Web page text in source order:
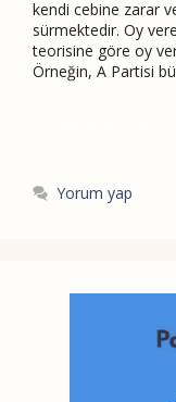
kendi cebine zarar
sürmektedir. Oy
teorisine göre oy
Örneğin, A Partisi
Yorum yap